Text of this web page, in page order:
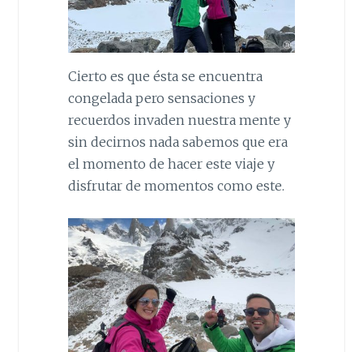
Cierto es que ésta se encuentra
congelada pero sensaciones y
recuerdos invaden nuestra mente y
sin decirnos nada sabemos que era
el momento de hacer este viaje y
disfrutar de momentos como este.